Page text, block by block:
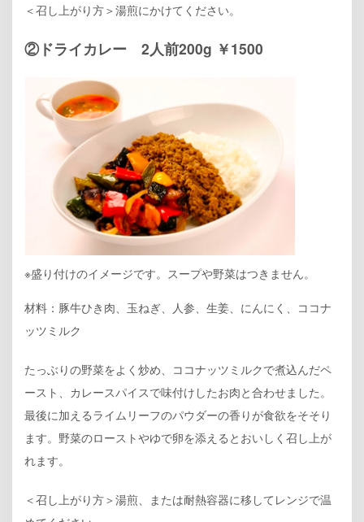
＜召し上がり方＞湯煎にかけてください。
②ドライカレー 2人前200g ￥1500
※盛り付けのイメージです。スープや野菜はつきません。
材料：豚牛ひき肉、玉ねぎ、人参、生姜、にんにく、ココナ
ッツミルク
たっぶりの野菜をよく炒め、ココナッツミルクで煮込んだペ
ースト、カレースパイスで味付けしたお肉と合わせました。
最後に加えるライムリーフのパウダーの香りが食欲をそそり
ます。野菜のローストやゆで卵を添えるとおいしく召し上が
れます。
＜召し上がり方＞湯煎、または耐熱容器に移してレンジで温